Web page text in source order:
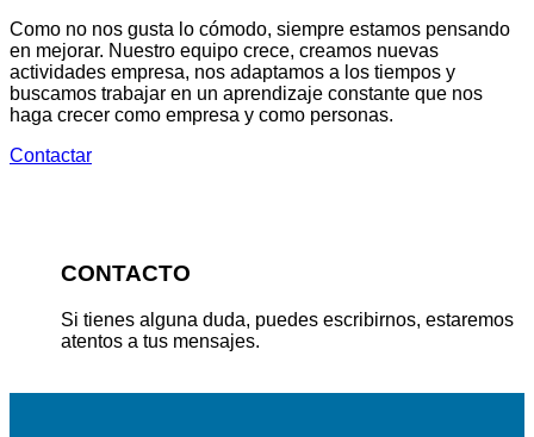
Como no nos gusta lo cómodo, siempre estamos pensando
en mejorar. Nuestro equipo crece, creamos nuevas
actividades empresa, nos adaptamos a los tiempos y
buscamos trabajar en un aprendizaje constante que nos
haga crecer como empresa y como personas.
Contactar
CONTACTO
Si tienes alguna duda, puedes escribirnos, estaremos
atentos a tus mensajes.